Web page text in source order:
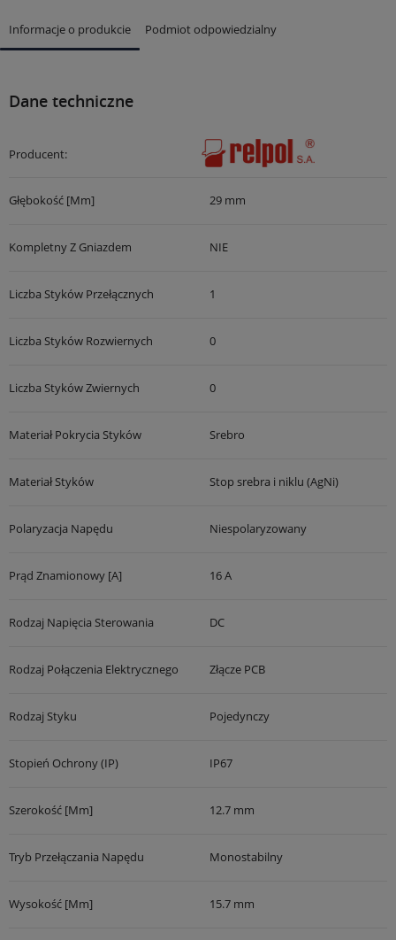
Informacje o produkcie Podmiot odpowiedzialny
Dane techniczne
Producent:
Głębokość [mm] 29 mm
Kompletny Z Gniazdem NIE
Liczba Styków Przełącznych 1
Liczba Styków Rozwiernych 0
Liczba Styków Zwiernych 0
Materiał Pokrycia Styków Srebro
Materiał Styków Stop srebra i niklu (AgNi)
Polaryzacja Napędu Niespolaryzowany
Prąd Znamionowy [A] 16 A
Rodzaj Napięcia Sterowania DC
Rodzaj Połączenia Elektrycznego Złącze PCB
Rodzaj Styku Pojedynczy
Stopień Ochrony (IP) IP67
Szerokość [mm] 12.7 mm
Tryb Przełączania Napędu Monostabilny
Wysokość [mm] 15.7 mm